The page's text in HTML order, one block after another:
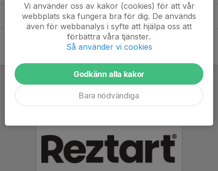
Sweden hockey trophy cup 2024 (2)
Vi använder oss av kakor (cookies) för att vår
webbplats ska fungera bra för dig. De används
även för webbanalys i syfte att hjälpa oss att
förbättra våra tjänster.
Så använder vi cookies
Godkänn alla kakor
Bara nödvändiga